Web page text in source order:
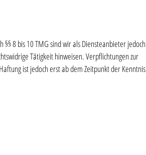
8 bis 10 TMG sind wir als Diensteanbieter jedoch
Tätigkeit hinweisen. Verpflichtungen zur
ist jedoch erst ab dem Zeitpunkt der Kenntnis